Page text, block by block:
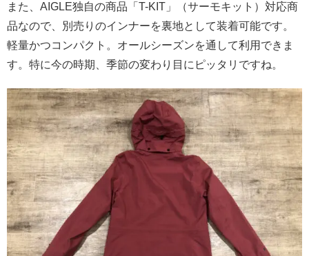
また、AIGLE独自の商品「T-KIT」（サーモキット）対応商
品なので、別売りのインナーを裏地として装着可能です。
軽量かつコンパクト。オールシーズンを通して利用できま
す。特に今の時期、季節の変わり目にピッタリですね。